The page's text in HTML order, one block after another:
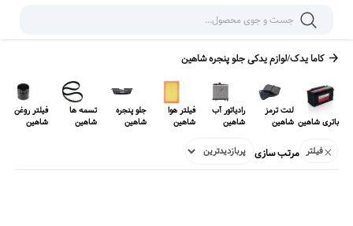
کاما یدک/لوازم یدکیجلو پنجره شاهین
باتری شاهین
لنت ترمز
شاهین
رادیاتور آب
شاهین
فیلتر هوا
شاهین
جلو پنجره
شاهین
تسمه ها
شاهین
فیلتر روغن
شاهین
فیلتر مرتب سازی